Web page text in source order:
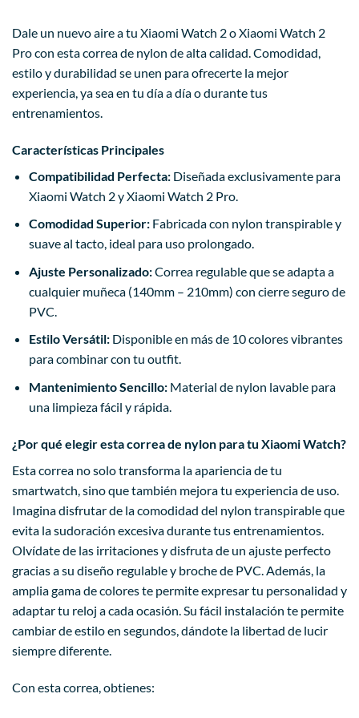
Dale un nuevo aire a tu Xiaomi Watch 2 o Xiaomi Watch 2
Pro con esta correa de nylon de alta calidad. Comodidad,
estilo y durabilidad se unen para ofrecerte la mejor
experiencia, ya sea en tu día a día o durante tus
entrenamientos.
Características Principales
Compatibilidad Perfecta:Diseñada exclusivamente para
Xiaomi Watch 2 y Xiaomi Watch 2 Pro.
Comodidad Superior:Fabricada con nylon transpirable y
suave al tacto, ideal para uso prolongado.
Ajuste Personalizado:Correa regulable que se adapta a
cualquier muñeca (140mm – 210mm) con cierre seguro de
PVC.
Estilo Versátil:Disponible en más de 10 colores vibrantes
para combinar con tu outfit.
Mantenimiento Sencillo:Material de nylon lavable para
una limpieza fácil y rápida.
¿Por qué elegir esta correa de nylon para tu Xiaomi Watch?
Esta correa no solo transforma la apariencia de tu
smartwatch, sino que también mejora tu experiencia de uso.
Imagina disfrutar de la comodidad del nylon transpirable que
evita la sudoración excesiva durante tus entrenamientos.
Olvídate de las irritaciones y disfruta de un ajuste perfecto
gracias a su diseño regulable y broche de PVC. Además, la
amplia gama de colores te permite expresar tu personalidad y
adaptar tu reloj a cada ocasión. Su fácil instalación te permite
cambiar de estilo en segundos, dándote la libertad de lucir
siempre diferente.
Con esta correa, obtienes: